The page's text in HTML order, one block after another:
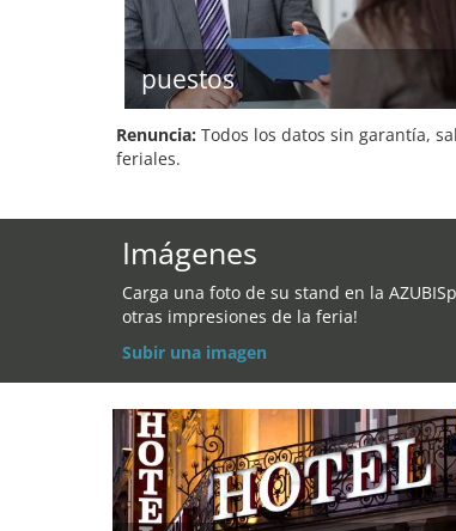
puestos
Renuncia: Todos los datos sin garantía,
feriales.
Imágenes
Carga una foto de su stand en la
otras impresiones de la feria!
Subir una imagen